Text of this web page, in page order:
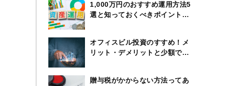
1,000万円のおすすめ運用方法5
選と知っておくべきポイントや
オフィスビル投資のすすめ！メ
リット・デメリットと少額で始
贈与税がかからない方法ってあ